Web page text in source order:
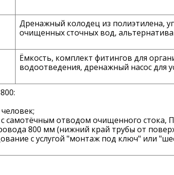
Дренажный колодец из полиэтилена,
очищенных сточных вод,
Ёмкость, комплект фитингов для
водоотведения, дренажный насос для
с самотёчным отводом очищенного стока, П
800 мм (нижний край трубы от
с услугой "монтаж под ключ" или